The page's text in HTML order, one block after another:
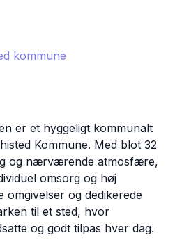
kommune
er et hyggeligt kommunalt
Kommune. Med blot 32
og nærværende atmosfære,
omsorg og høj
omgivelser og dedikerede
til et sted, hvor
og godt tilpas hver dag.